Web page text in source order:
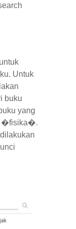
Untuk
buku
yang
�fisika�.